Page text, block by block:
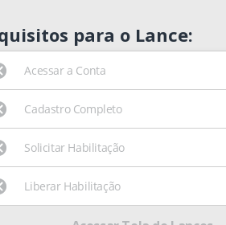
para o Lance:
Acessar a Conta
Cadastro Completo
Solicitar Habilitação
Liberar Habilitação